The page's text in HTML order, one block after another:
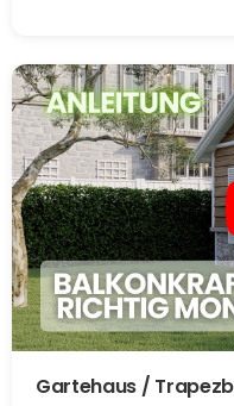
Gartehaus /